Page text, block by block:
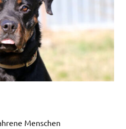
Menschen